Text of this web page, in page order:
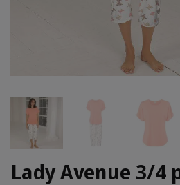
Lady Avenue 3/4